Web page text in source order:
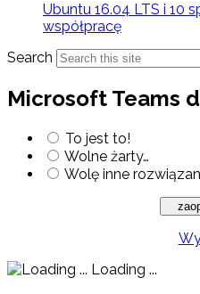
Ubuntu 16.04 LTS i 10
współpracę
Search
Microsoft Teams
To jest to!
Wolne żarty…
Wolę inne
Loading ...